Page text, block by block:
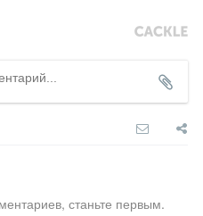
станьте первым.